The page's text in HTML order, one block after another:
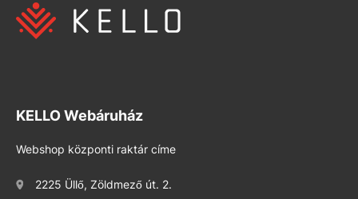
KELLO Webáruház
Webshop központi raktár címe
2225 Üllő, Zöldmező út. 2.